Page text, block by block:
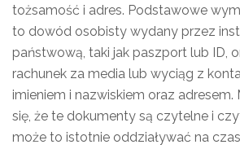
tożsamość i adres. Podstawowe
to dowód osobisty wydany przez
państwową, taki jak paszport lub ID,
rachunek za media lub wyciąg z
imieniem i nazwiskiem oraz adresem.
się, że te dokumenty są czytelne i
może to istotnie oddziaływać na